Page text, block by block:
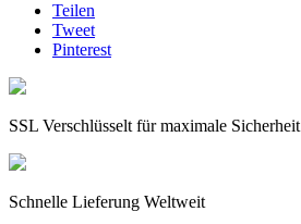
Teilen
Tweet
Pinterest
SSL Verschlüsselt für maximale Sicherheit
Schnelle Lieferung Weltweit